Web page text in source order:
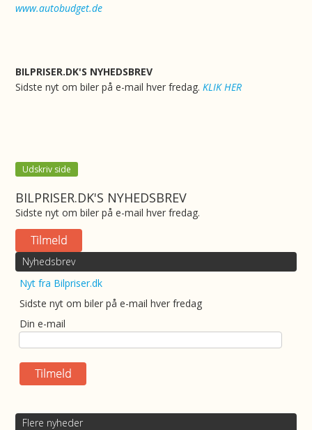
www.autobudget.de
BILPRISER.DK'S NYHEDSBREV
Sidste nyt om biler på e-mail hver fredag.KLIK HER
Udskriv side
BILPRISER.DK'S NYHEDSBREV
Sidste nyt om biler på e-mail hver fredag.
Nyhedsbrev
Nyt fra Bilpriser.dk
Sidste nyt om biler på e-mail hver fredag
Din e-mail
Flere nyheder